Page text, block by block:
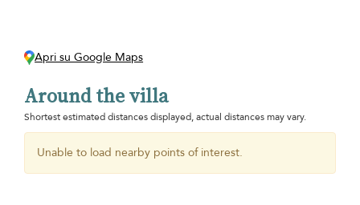
Apri su Google Maps
Around the villa
Shortest estimated distances displayed, actual distances may vary.
Unable to load nearby points of interest.